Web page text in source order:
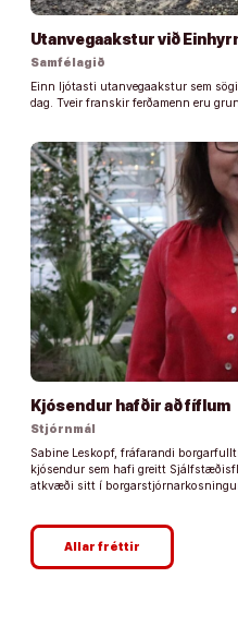
Utanvegaakstur við
Samfélagið
Einn ljótasti utanvegaakstur sem
dag. Tveir franskir ferðamenn eru
Kjósendur hafðir að fíflum
Stjórnmál
Sabine Leskopf, fráfarandi
kjósendur sem hafi greitt
atkvæði sitt í
Allar fréttir